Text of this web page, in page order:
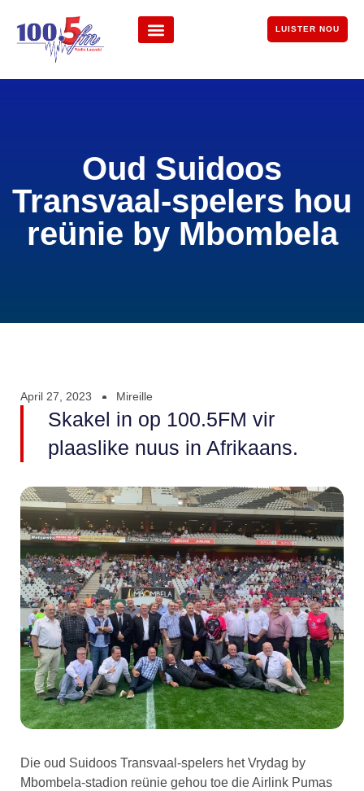
LUISTER NOU
Oud Suidoos
Transvaal-spelers hou
reünie by Mbombela
April 27, 2023 Mireille
Skakel in op 100.5FM vir
plaaslike nuus in Afrikaans.
Die oud Suidoos Transvaal-spelers het Vrydag by
Mbombela-stadion reünie gehou toe die Airlink Pumas